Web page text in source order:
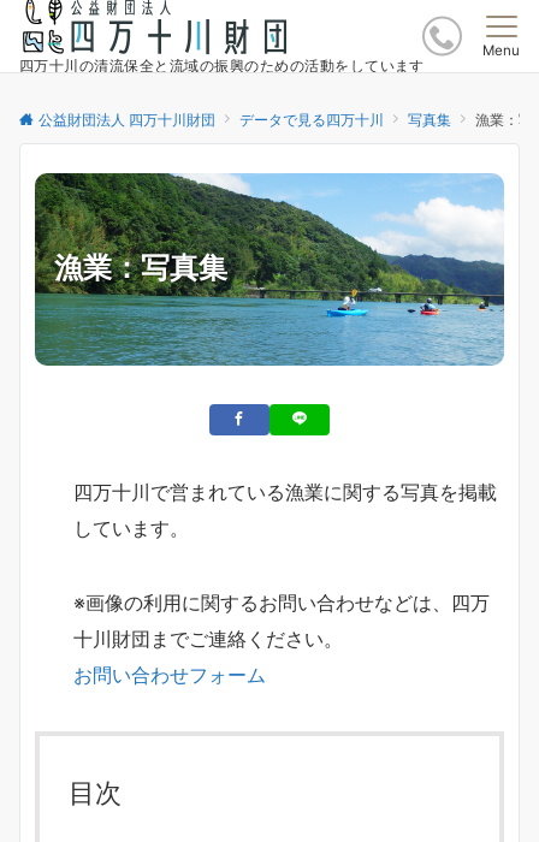
四万十川の清流保全と流域の振興のための活動をしています
Menu
公益財団法人 四万十川財団 データで見る四万十川 写真集 漁業：写
漁業：写真集
四万十川で営まれている漁業に関する写真を掲載
しています。
※画像の利用に関するお問い合わせなどは、四万
十川財団までご連絡ください。
お問い合わせフォーム
目次